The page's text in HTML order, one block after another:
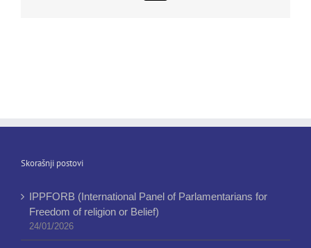
Skorašnji postovi
IPPFORB (International Panel of Parlamentarians for
Freedom of religion or Belief)
24/01/2026